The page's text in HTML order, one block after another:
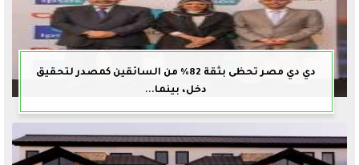
دي دي مصر تحظى بثقة 82% من السائقين كمصدر لتحقيق
دخل، بينما...